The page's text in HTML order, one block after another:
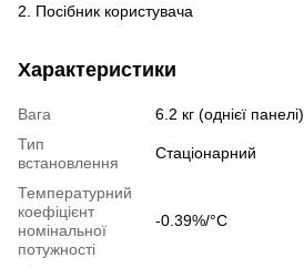
2. Посібник користувача
Характеристики
Вага
6.2 кг (однієї панелі)
Тип
встановлення
Стаціонарний
Температурний
коефіцієнт
номінальної
потужності
-0.39%/°C